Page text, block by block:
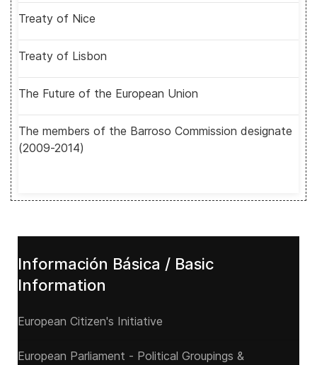
Treaty of Nice
Treaty of Lisbon
The Future of the European Union
The members of the Barroso Commission designate
(2009-2014)
Información Básica / Basic
Information
European Citizen's Initiative
European Parliament - Political Groupings &